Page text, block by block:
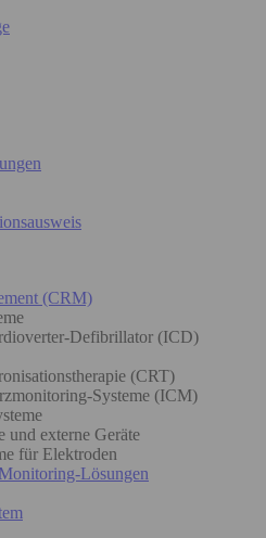
(CRM)
Defibrillator (ICD)
(CRT)
Systeme (ICM)
und externe Geräte
für Elektroden
Lösungen